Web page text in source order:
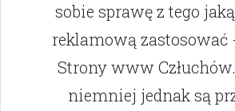
sobie sprawę z tego
reklamową zastosować
Strony www
niemniej jednak są